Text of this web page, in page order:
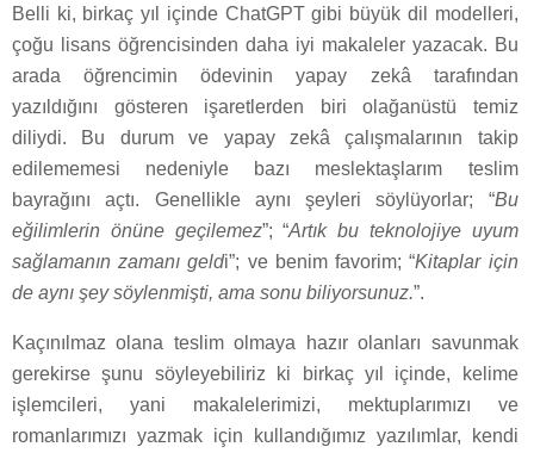
Belli ki, birkaç yıl içinde ChatGPT gibi büyük dil modelleri,
çoğu lisans öğrencisinden daha iyi makaleler yazacak. Bu
arada öğrencimin ödevinin yapay zekâ tarafından
yazıldığını gösteren işaretlerden biri olağanüstü temiz
diliydi. Bu durum ve yapay zekâ çalışmalarının takip
edilememesi nedeniyle bazı meslektaşlarım teslim
bayrağını açtı. Genellikle aynı şeyleri söylüyorlar; “Bu
eğilimlerin önüne geçilemez”; “Artık bu teknolojiye uyum
sağlamanın zamanı geldi”; ve benim favorim; “Kitaplar için
de aynı şey söylenmişti, ama sonu biliyorsunuz.”.
Kaçınılmaz olana teslim olmaya hazır olanları savunmak
gerekirse şunu söyleyebiliriz ki birkaç yıl içinde, kelime
işlemcileri, yani makalelerimizi, mektuplarımızı ve
romanlarımızı yazmak için kullandığımız yazılımlar, kendi